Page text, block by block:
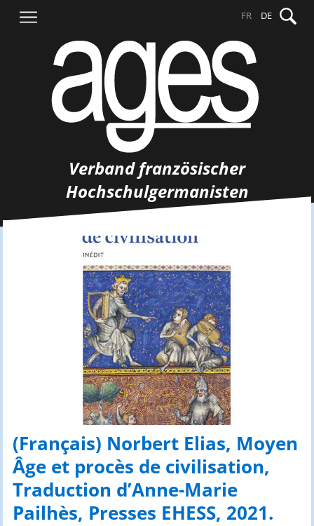
Inhalt
nach:
FR DE
Verband französischer
Hochschulgermanisten
(Français) Norbert Elias, Moyen
Âge et procès de civilisation,
Traduction d’Anne-Marie
Pailhès, Presses EHESS, 2021.